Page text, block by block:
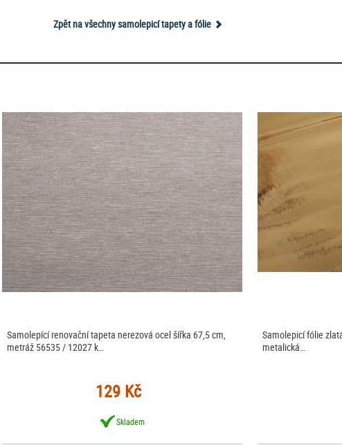
Zpět na všechny samolepicí tapety a fólie
Samolepící renovační tapeta nerezová ocel šířka 67,5 cm,
metráž 56535 / 12027 k…
129 Kč
Skladem
Samolepicí fólie
metalická…